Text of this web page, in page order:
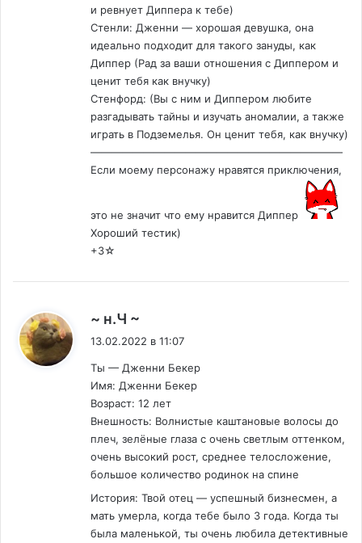
и ревнует Диппера к тебе)
Стенли: Дженни — хорошая девушка, она
идеально подходит для такого зануды, как
Диппер (Рад за ваши отношения с Диппером и
ценит тебя как внучку)
Стенфорд: (Вы с ним и Диппером любите
разгадывать тайны и изучать аномалии, а также
играть в Подземелья. Он ценит тебя, как внучку)
————————————————————————
Если моему персонажу нравятся приключения,
это не значит что ему нравится Диппер
Хороший тестик)
+3☆
~ н.Ч ~
13.02.2022 в 11:07
Ты — Дженни Бекер
Имя: Дженни Бекер
Возраст: 12 лет
Внешность: Волнистые каштановые волосы до
плеч, зелёные глаза с очень светлым оттенком,
очень высокий рост, среднее телосложение,
большое количество родинок на спине
История: Твой отец — успешный бизнесмен, а
мать умерла, когда тебе было 3 года. Когда ты
была маленькой, ты очень любила детективные